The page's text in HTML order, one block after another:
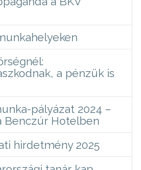
a pénzük is
pályázat 2024 –
Benczúr Hotelben
hirdetmény 2025